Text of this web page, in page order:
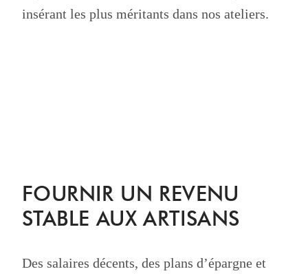
insérant les plus méritants dans nos ateliers.
FOURNIR UN REVENU
STABLE AUX ARTISANS
Des salaires décents, des plans d’épargne et